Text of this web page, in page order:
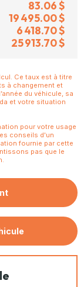
83.06 $
19 495.00 $
6 418.70 $
25 913.70 $
Ce taux est à titre
à changement et
du véhicule, sa
et votre situation
pour votre usage
conseils d'un
fournie par cette
pas que le